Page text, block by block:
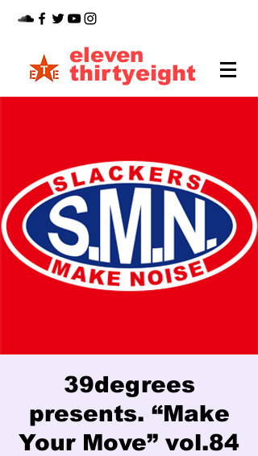
thirtyeight
eleven
39degrees
presents. “Make
Your Move” vol.84